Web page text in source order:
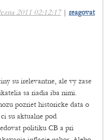
2011 02:12:17| reagovat
su irelevantne, ale vy zase
sa riadia iba nimi.
pozriet historicke data o
su aktualne pod
politiku CB a pri